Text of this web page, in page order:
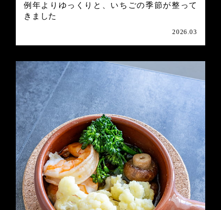
例年よりゆっくりと、いちごの季節が整って
きました
2026.03